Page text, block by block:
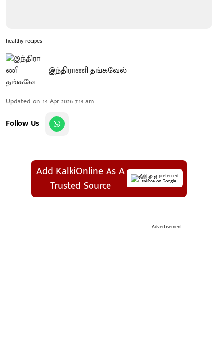
healthy recipes
இந்திராணி தங்கவேல்
Updated on:14 Apr 2026, 7:13 am
Follow Us
Add KalkiOnline As A
Trusted Source
Add as a preferred
source on Google
Advertisement